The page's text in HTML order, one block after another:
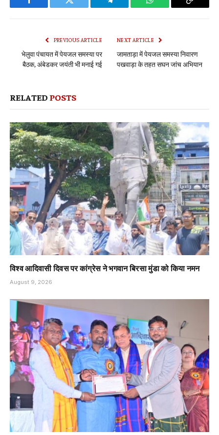
Facebook Twitter Telegram WhatsApp Copy
PREVIOUS ARTICLE
भेलुवा पंचायत में पेयजल समस्या पर
बैठक, अंबेडकर जयंती भी मनाई गई
NEXT ARTICLE
जामताड़ा में पेयजल समस्या निवारण
पखवाड़ा के तहत सघन जांच अभियान
RELATED POSTS
विश्व आदिवासी दिवस पर कांग्रेस ने भगवान बिरसा मुंडा को किया नमन
August 9, 2026